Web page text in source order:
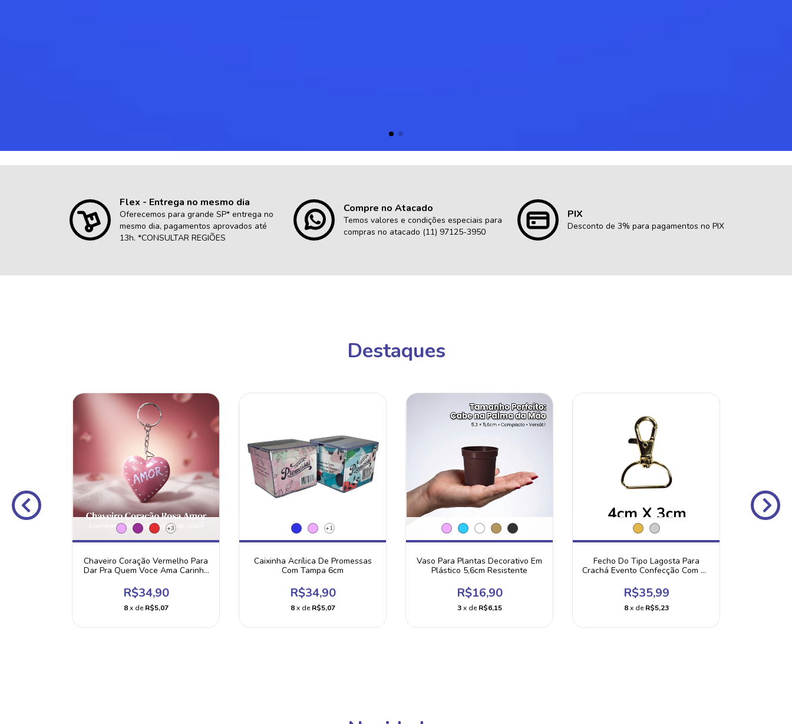
Flex - Entrega no mesmo dia
Oferecemos para grande SP* entrega no
mesmo dia, pagamentos aprovados até
13h. *CONSULTAR REGIÕES
Compre no Atacado
Temos valores e condições especiais para
compras no atacado (11) 97125-3950
PIX
Desconto de 3% para pagamentos no PIX
Destaques
+3
Chaveiro Coração Vermelho Para
Dar Pra Quem Voce Ama Carinho
R$34,90
8 x deR$5,07
+1
Caixinha Acrílica De Promessas
Com Tampa 6cm
R$34,90
8 x deR$5,07
Vaso Para Plantas Decorativo Em
Plástico 5,6cm Resistente
R$16,90
3 x deR$6,15
Fecho Do Tipo Lagosta Para
Crachá Evento Confecção Com 20
R$35,99
8 x deR$5,23